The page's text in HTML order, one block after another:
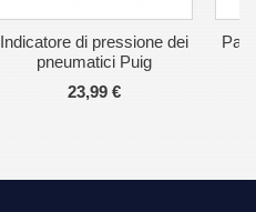
Indicatore di pressione dei
pneumatici Puig
23,99 €